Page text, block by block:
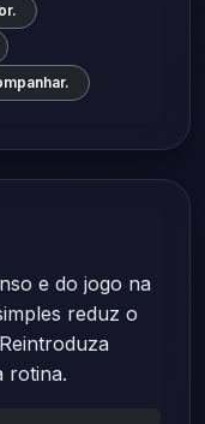
e do jogo na
reduz o
rotina.